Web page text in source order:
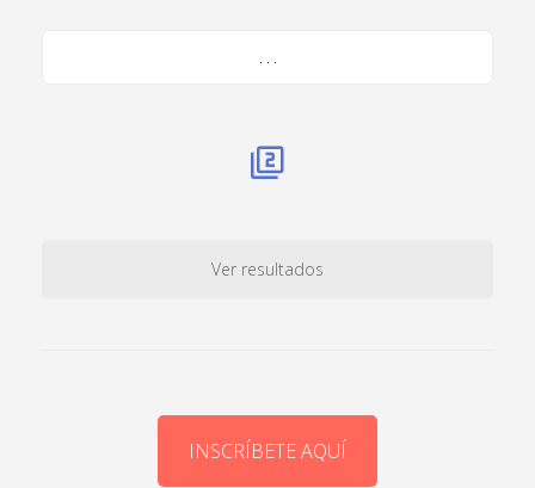
. . .
Ver resultados
INSCRÍBETE AQUÍ